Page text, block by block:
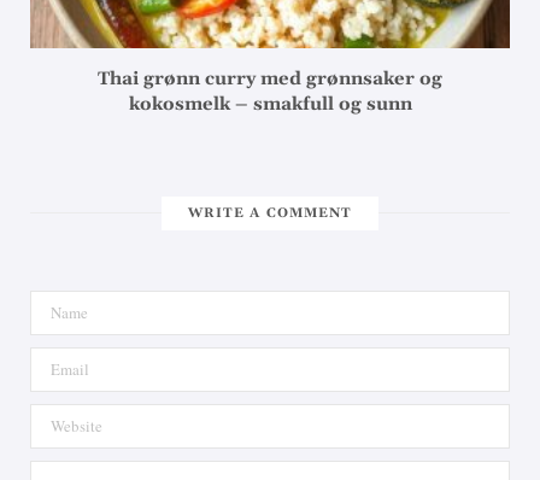
Thai grønn curry med grønnsaker og
kokosmelk – smakfull og sunn
WRITE A COMMENT